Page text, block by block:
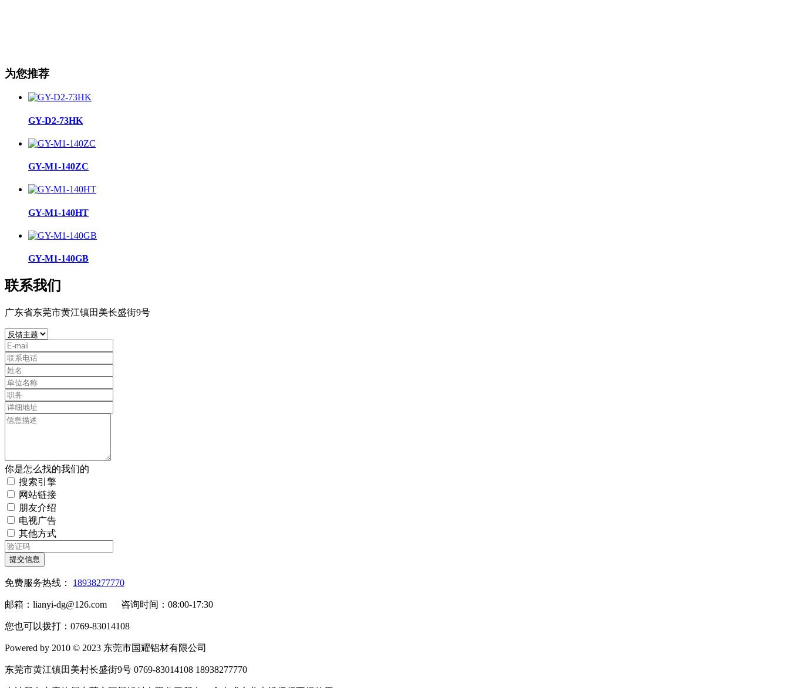
为您推荐
GY-D2-73HK
GY-M1-140ZC
GY-M1-140HT
GY-M1-140GB
联系我们
广东省东莞市黄江镇田美长盛街9号
你是怎么找的我们的
搜索引擎
网站链接
朋友介绍
电视广告
其他方式
提交信息
免费服务热线： 18938277770
邮箱：lianyi-dg@126.com 咨询时间：08:00-17:30
您也可以拨打：0769-83014108
Powered by 2010 © 2023 东莞市国耀铝材有限公司
东莞市黄江镇田美村长盛街9号 0769-83014108 18938277770